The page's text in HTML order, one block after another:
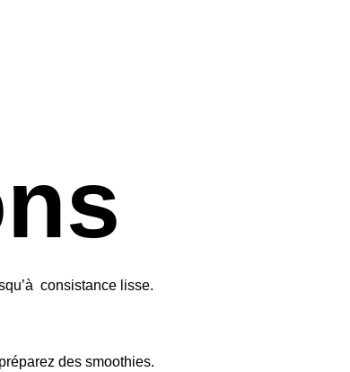
consistance lisse.
des smoothies.